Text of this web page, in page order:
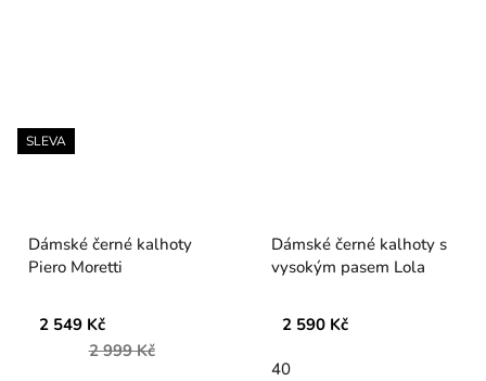
SLEVA
Dámské černé kalhoty
Piero Moretti
2 549 Kč
2 999 Kč
Dámské černé kalhoty s
vysokým pasem Lola
2 590 Kč
40